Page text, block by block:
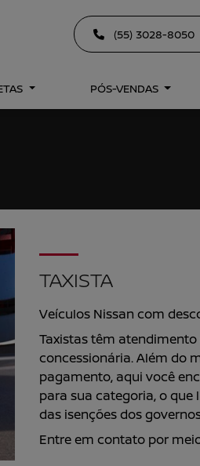
(55) 3028-8050
PÓS-VENDAS
TAXISTA
Veículos Nissan com
Taxistas têm
concessionária. Além do
pagamento, aqui você
para sua categoria, o
das isenções dos
Entre em contato por